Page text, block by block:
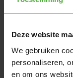
Deze website
We gebruiken
personaliseren,
en om ons
onontdekte
modellen; Jeep®
AFMETINGEN